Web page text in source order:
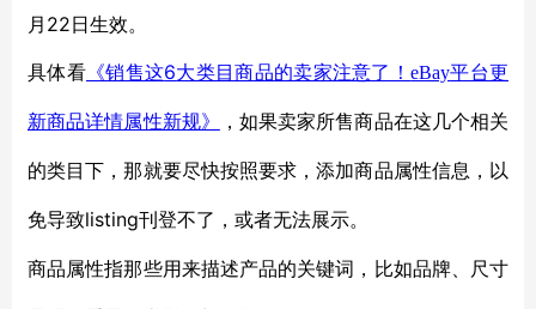
月22日生效。
具体看《销售这6大类目商品的卖家注意了！eBay平台更
新商品详情属性新规》 ，如果卖家所售商品在这几个相关
的类目下，那就要尽快按照要求，添加商品属性信息，以
免导致listing刊登不了，或者无法展示。
商品属性指那些用来描述产品的关键词，比如品牌、尺寸